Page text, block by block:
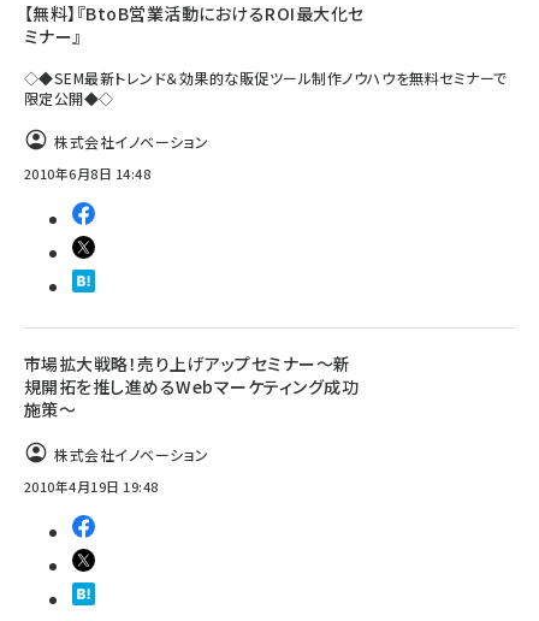
【無料】『BtoB営業活動におけるROI最大化セ
ミナー』
◇◆SEM最新トレンド＆効果的な販促ツール制作ノウハウを無料セミナーで
限定公開◆◇
株式会社イノベーション
2010年6月8日 14:48
市場拡大戦略！売り上げアップセミナー～新
規開拓を推し進めるWebマーケティング成功
施策～
株式会社イノベーション
2010年4月19日 19:48